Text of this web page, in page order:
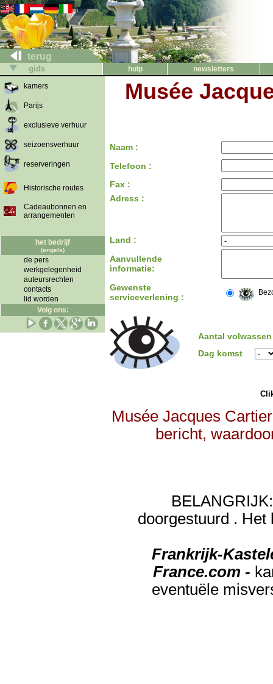
terug
gids hulp
newsletters
kamers
Parijs
exclusieve verhuur
seizoensverhuur
reserveringen
Historische routes
Cadeaubonnen en
arrangementen
het bedrijf
(engels)
de pers
werkgelegenheid
auteursrechten
contacts
lid worden
Volg ons:
Musée
Naam :
Telefoon :
Fax :
Adress :
Land :
Aanvullende
informatie:
Gewenste
serviceverlening :
Aantal
Dag komst
Musée Jacques
bericht,
doorgestuurd . Het
Frankrijk-
France.com -
eventuële